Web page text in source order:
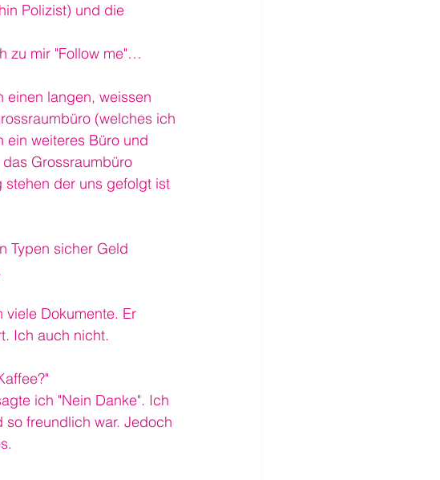
Polizist) und die
zu mir "Follow me"…
einen langen, weissen
(welches ich
ein weiteres Büro und
Grossraumbüro
der uns gefolgt ist
Typen sicher Geld
Dokumente. Er
Ich auch nicht.
ich "Nein Danke". Ich
freundlich war. Jedoch